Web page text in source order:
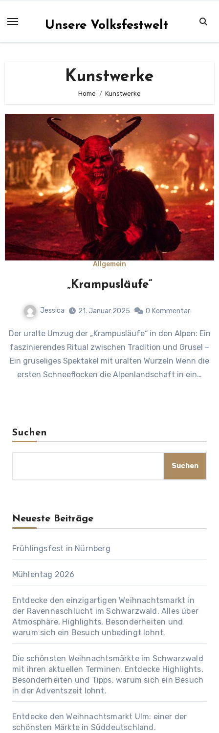
Inhalt
Unsere Volksfestwelt
Kunstwerke
Home Kunstwerke
Allgemein
„Krampusläufe“
Jessica 21. Januar 2025 0 Kommentar
Der uralte Umzug der „Krampusläufe“ in den Alpen: Ein
faszinierendes Ritual zwischen Tradition und Grusel –
Ein gruseliges Spektakel mit uralten Wurzeln Wenn die
ersten Schneeflocken die Alpenlandschaft in ein…
Suchen
Suchen
Neueste Beiträge
Frühlingsfest in Nürnberg
Mühlentag 2026
Entdecke den einzigartigen Weihnachtsmarkt in
der Ravennaschlucht im Schwarzwald. Alles über
Atmosphäre, Highlights, Besonderheiten und
warum sich ein Besuch unbedingt lohnt.
Die schönsten Weihnachtsmärkte im Schwarzwald
mit ihren aktuellen Terminen. Entdecke Highlights,
Besonderheiten und Tipps, warum sich ein Besuch
in der Adventszeit lohnt.
Entdecke den Weihnachtsmarkt Ulm: einer der
schönsten Märkte in Süddeutschland.